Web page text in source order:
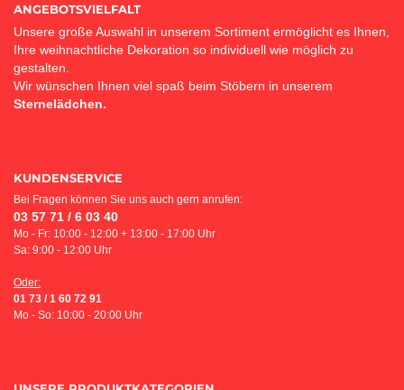
ANGEBOTSVIELFALT
Unsere große Auswahl in unserem Sortiment ermöglicht es Ihnen,
Ihre weihnachtliche Dekoration so individuell wie möglich zu
gestalten.
Wir wünschen Ihnen viel spaß beim Stöbern in unserem
Sternelädchen.
KUNDENSERVICE
Bei Fragen können Sie uns auch gern anrufen:
03 57 71 / 6 03 40
Mo - Fr: 10:00 - 12:00 + 13:00 - 17:00 Uhr
Sa: 9:00 - 12:00 Uhr
Oder:
01 73 / 1 60 72 91
Mo - So: 10:00 - 20:00 Uhr